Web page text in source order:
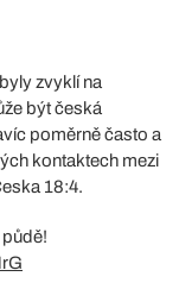
zvyklí na
být česká
poměrně často a
kontaktech mezi
18:4.